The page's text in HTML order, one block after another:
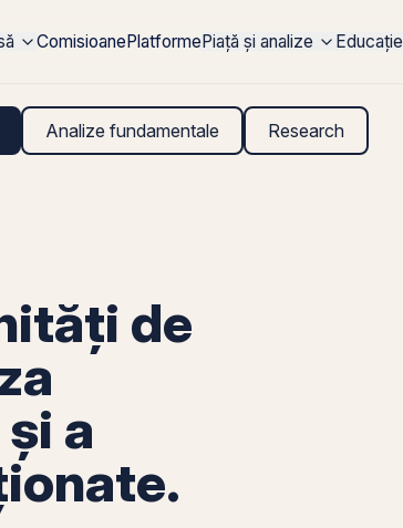
ComisioanePlatformePiață și analize Educație
Analize fundamentale Research
de
a